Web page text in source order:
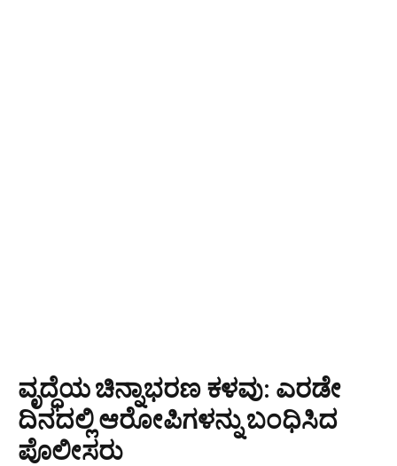
ವೃದ್ಧೆಯ ಚಿನ್ನಾಭರಣ ಕಳವು: ಎರಡೇ
ದಿನದಲ್ಲಿ ಆರೋಪಿಗಳನ್ನು ಬಂಧಿಸಿದ
ಪೊಲೀಸರು